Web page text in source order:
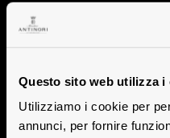
Questo sito web utilizza i
Utilizziamo i cookie per
annunci, per fornire